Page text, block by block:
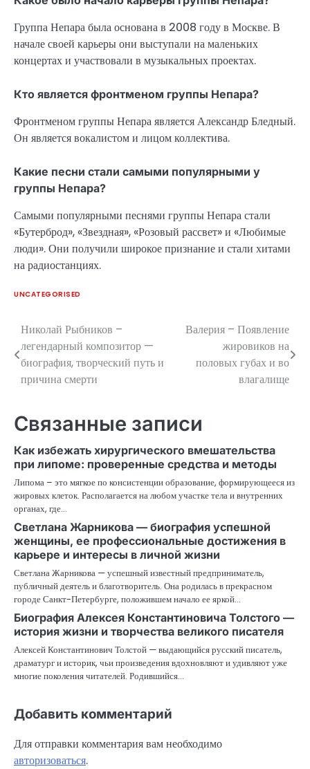
Группа Непара была основана в 2008 году в Москве. В
начале своей карьеры они выступали на маленьких
концертах и участвовали в музыкальных проектах.
Кто является фронтменом группы Непара?
Фронтменом группы Непара является Александр Бледный.
Он является вокалистом и лицом коллектива.
Какие песни стали самыми популярными у
группы Непара?
Самыми популярными песнями группы Непара стали
«Бутерброд», «Звездная», «Розовый рассвет» и «Любимые
люди». Они получили широкое признание и стали хитами
на радиостанциях.
UNCATEGORISED
Навигация
по
записям
Николай Рыбников –
легендарный композитор —
биография, творческий путь и
причина смерти
Валерия – Появление
жировиков на
половых губах и во
влагалище
Связанные записи
Как избежать хирургического вмешательства
при липоме: проверенные средства и методы
Липома – это мягкое по консистенции образование, формирующееся из
жировых клеток. Располагается на любом участке тела и внутренних
органах, где…
Светлана Жарникова — биография успешной
женщины, ее профессиональные достижения в
карьере и интересы в личной жизни
Светлана Жарникова — успешный известный предприниматель,
публичный деятель и благотворитель. Она родилась в прекрасном
городе Санкт-Петербурге, положившем начало ее яркой…
Биография Алексея Константиновича Толстого —
история жизни и творчества великого писателя
Алексей Константинович Толстой — выдающийся русский писатель,
драматург и историк, чьи произведения вдохновляют и удивляют уже
многие поколения читателей. Родившийся…
Добавить комментарий
Для отправки комментария вам необходимо
авторизоваться.